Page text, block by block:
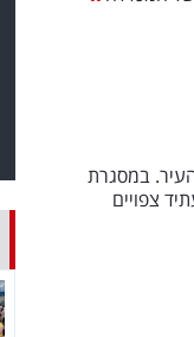
במסגרת
צפויים